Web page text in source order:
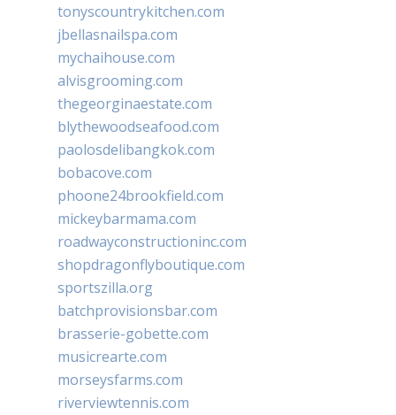
tonyscountrykitchen.com
jbellasnailspa.com
mychaihouse.com
alvisgrooming.com
thegeorginaestate.com
blythewoodseafood.com
paolosdelibangkok.com
bobacove.com
phoone24brookfield.com
mickeybarmama.com
roadwayconstructioninc.com
shopdragonflyboutique.com
sportszilla.org
batchprovisionsbar.com
brasserie-gobette.com
musicrearte.com
morseysfarms.com
riverviewtennis.com